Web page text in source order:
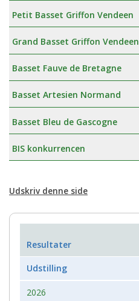
Petit Basset Griffon Vendeen
Grand Basset Griffon Vendeen
Basset Fauve de Bretagne
Basset Artesien Normand
Basset Bleu de Gascogne
BIS konkurrencen
Udskriv denne side
Resultater
Udstilling
2026